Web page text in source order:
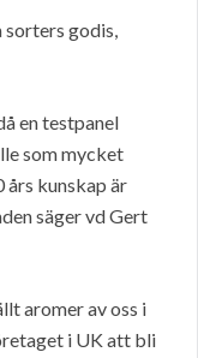
godis,
en testpanel
som mycket
års kunskap är
säger vd Gert
aromer av oss i
i UK att bli